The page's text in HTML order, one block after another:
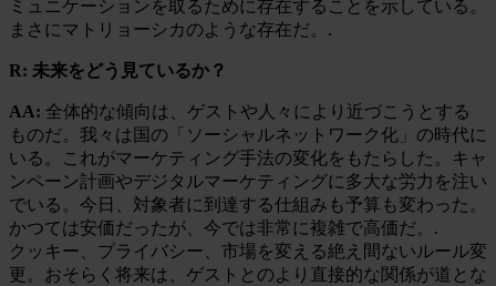
ミュニケーションを取るために存在することを示している。
まさにマトリョーシカのような存在だ。.
R: 未来をどう見ているか？
AA: 全体的な傾向は、ゲストや人々により近づこうとする
ものだ。我々は国の「ソーシャルネットワーク化」の時代に
いる。これがマーケティング手法の変化をもたらした。キャ
ンペーン計画やデジタルマーケティングに多大な労力を注い
でいる。今日、対象者に到達する仕組みも予算も変わった。
かつては安価だったが、今では非常に複雑で高価だ。.
クッキー、プライバシー、市場を変える絶え間ないルール変
更。おそらく将来は、ゲストとのより直接的な関係が道とな